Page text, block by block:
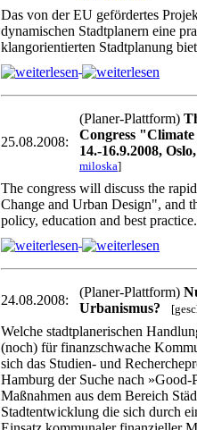
Das von der EU gefördertes
dynamischen Stadtplanern eine
klangorientierten Stadtplanung
25.08.2008:
(Planer-Plattform)
Congress
14.-16.9.2008,
miloska]
The congress will discuss the
Change and Urban Design", and
policy, education and best
24.08.2008:
(Planer-Plattform)
Urbanismus?
Welche stadtplanerischen
(noch) für finanzschwache
sich das Studien- und
Hamburg der Suche nach »Good-
Maßnahmen aus dem Bereich
Stadtentwicklung die sich durch